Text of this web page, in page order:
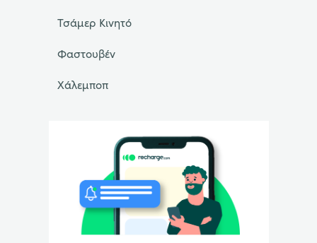
Τσάμερ Κινητό
Φαστουβέν
Χάλεμποπ